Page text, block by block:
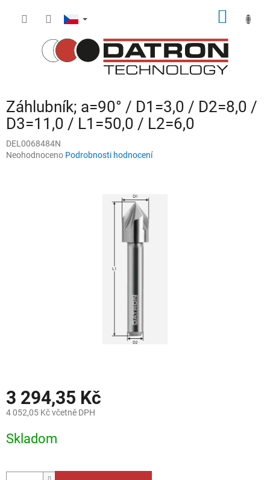
Záhlubník; a=90° / D1=3,0 / D2=8,0 /
D3=11,0 / L1=50,0 / L2=6,0
DEL0068484N
Průměrné
Neohodnoceno Podrobnosti hodnocení
3 294,35 Kč
4 052,05 Kč včetně DPH
cena:
Skladom